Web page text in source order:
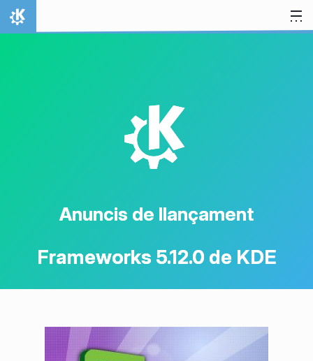
Salta al contingut
Inici
K
Anuncis de llançament
Frameworks 5.12.0 de KDE